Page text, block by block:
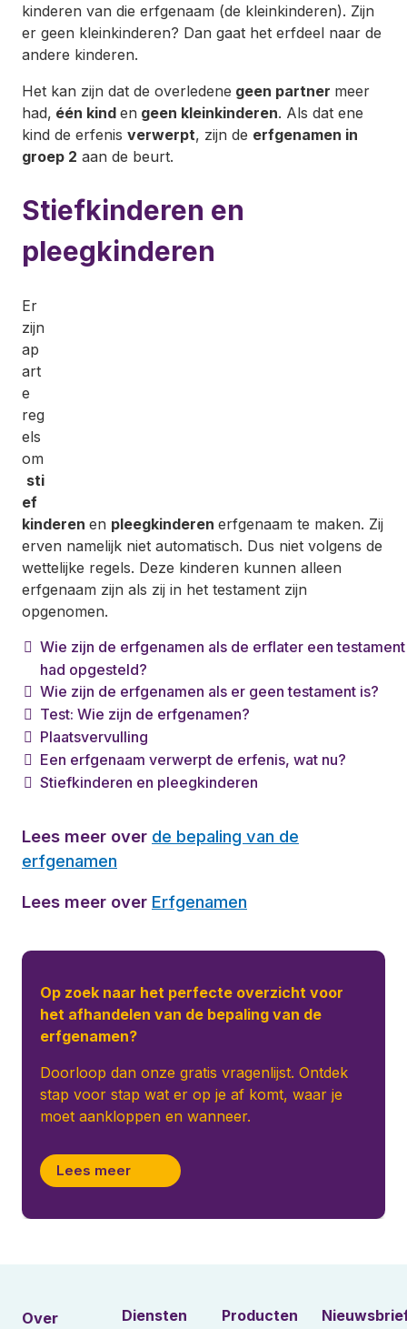
kinderen van die erfgenaam (de kleinkinderen). Zijn
er geen kleinkinderen? Dan gaat het erfdeel naar de
andere kinderen.
Het kan zijn dat de overledene geen partner meer
had, één kind en geen kleinkinderen. Als dat ene
kind de erfenis verwerpt, zijn de erfgenamen in
groep 2 aan de beurt.
Stiefkinderen en
pleegkinderen
Er
zijn
ap
art
e
reg
els
om
sti
ef
kinderen en pleegkinderen erfgenaam te maken. Zij
erven namelijk niet automatisch. Dus niet volgens de
wettelijke regels. Deze kinderen kunnen alleen
erfgenaam zijn als zij in het testament zijn
opgenomen.
Wie zijn de erfgenamen als de erflater een testament
had opgesteld?
Wie zijn de erfgenamen als er geen testament is?
Test: Wie zijn de erfgenamen?
Plaatsvervulling
Een erfgenaam verwerpt de erfenis, wat nu?
Stiefkinderen en pleegkinderen
Lees meer over de bepaling van de
erfgenamen
Lees meer over Erfgenamen
Op zoek naar het perfecte overzicht voor
het afhandelen van de bepaling van de
erfgenamen?
Doorloop dan onze gratis vragenlijst. Ontdek
stap voor stap wat er op je af komt, waar je
moet aankloppen en wanneer.
Lees meer
Over Diensten Producten